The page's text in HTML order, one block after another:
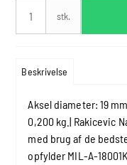
stk.
Beskrivelse
Aksel diameter: 19
0,200 kg.| Rakicevic
med brug af de
opfylder MIL-A-